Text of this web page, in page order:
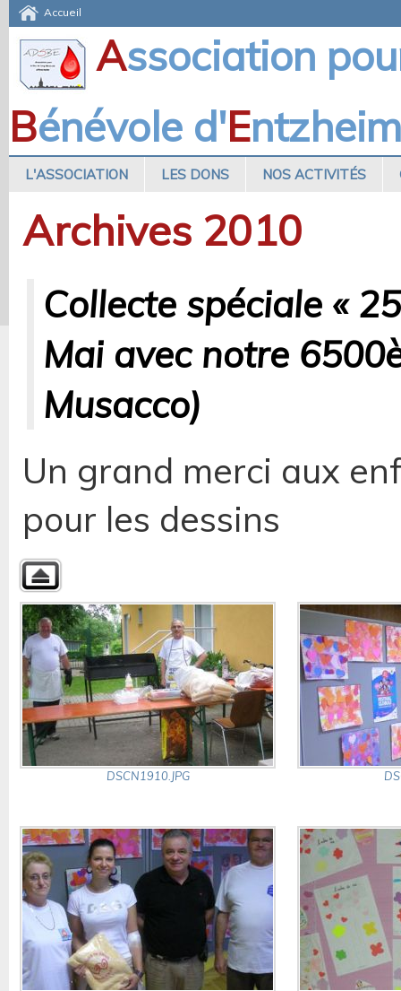
Accueil
Association
Bénévole d'Entzheim
L'ASSOCIATION LES DONS NOS ACTIVITÉS
Archives 2010
Collecte spéciale «
Mai avec notre
Musacco)
Un grand merci aux
pour les dessins
DSCN1910.JPG